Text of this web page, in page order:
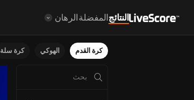
النتائجالمفضلةالرهان
كرة القدم الهوكي كرة سلة